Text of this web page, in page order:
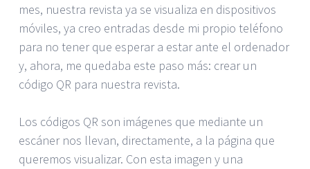
mes, nuestra revista ya se visualiza en dispositivos
móviles, ya creo entradas desde mi propio teléfono
para no tener que esperar a estar ante el ordenador
y, ahora, me quedaba este paso más: crear un
código QR para nuestra revista.
Los códigos QR son imágenes que mediante un
escáner nos llevan, directamente, a la página que
queremos visualizar. Con esta imagen y una